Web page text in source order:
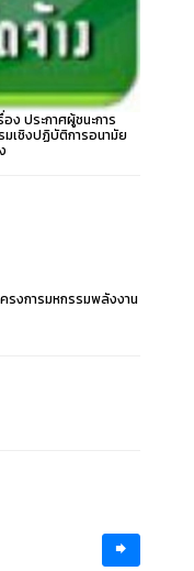
ง ประกาศผู้ชนะการ
มเชิงปฏิบัติการอนามัย
ครงการมหกรรมพลังงาน